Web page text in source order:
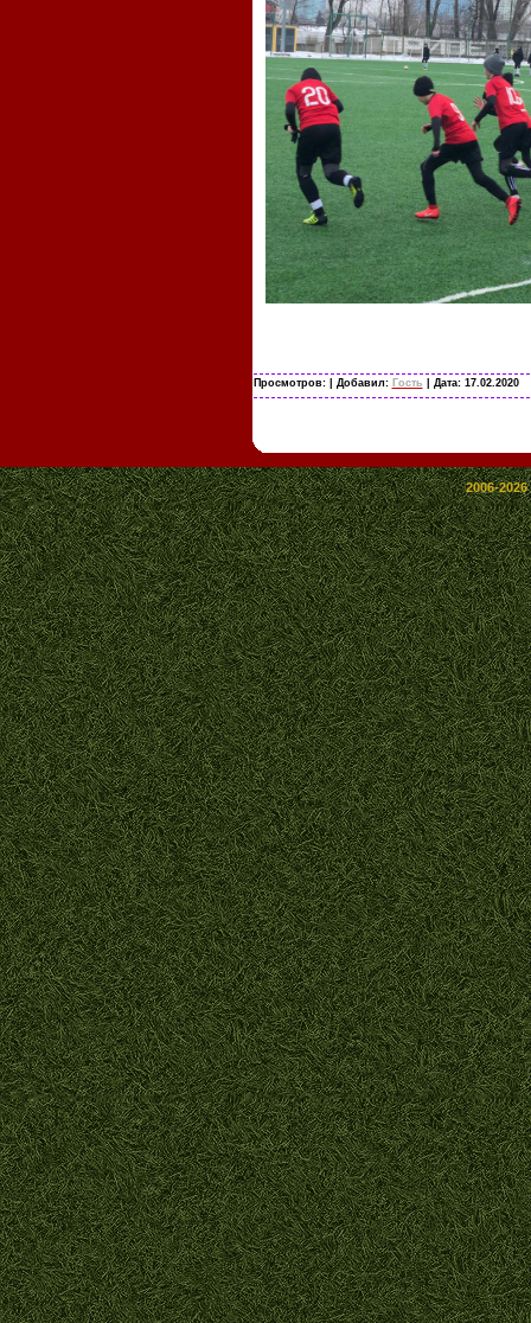
Просмотров: | Добавил: Гость | Дата: 17.02.2020
2006-